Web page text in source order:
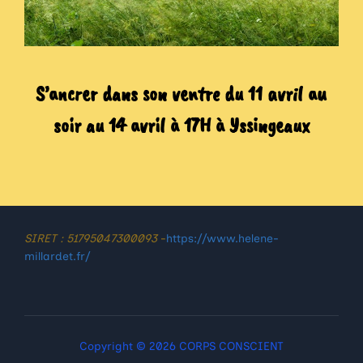
S’ancrer dans son ventre du 11 avril au
soir au 14 avril à 17H à Yssingeaux
SIRET : 51795047300093-https://www.helene-
millardet.fr/
Copyright © 2026 CORPS CONSCIENT